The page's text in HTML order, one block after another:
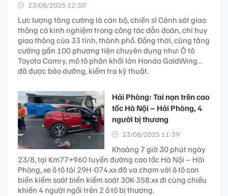
23/08/2025 12:30’
Lực lượng tăng cường là cán bộ, chiến sĩ Cảnh sát giao
thông có kinh nghiệm trong công tác dẫn đoàn, chỉ huy
giao thông của 33 tỉnh, thành phố. Đồng thời, cũng tăng
cường gần 100 phương tiện chuyên dụng như: Ô tô
Toyota Camry, mô tô phân khối lớn Honda GoldWing…
đã được bảo dưỡng, kiểm tra kỹ thuật.
Hải Phòng: Tai nạn trên cao
tốc Hà Nội – Hải Phòng, 4
người bị thương
23/08/2025 11:39’
Khoảng 7 giờ 30 phút ngày
23/8, tại Km77+960 tuyến đường cao tốc Hà Nội – Hải
Phòng, xe ô tô tải 29H-074.xx đã va chạm với ô tô con
biển kiểm soát biển kiểm soát 30K-358.xx đi cùng chiều
khiến 4 người ngồi trên 2 ô tô bị thương.